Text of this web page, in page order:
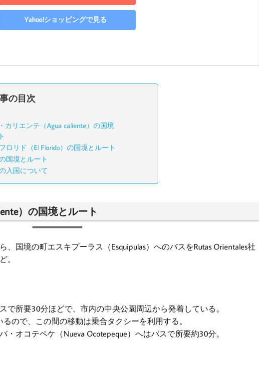
Yahoo!ショッピングで見る
の目次
カリエンテ（Agua caliente）の国境
ロリド（El Florido）の国境とルート
国境とルート
入国について
）の国境とルート
国境の町エスキプーラス（Esquipulas）へのバスをRutas Orientales社
。
で所要30分ほどで、市内の中央公園周辺から発着している。
ので、この間の移動は乗合タクシーを利用する。
オコテペケ（Nueva Ocotepeque）へはバスで所要約30分。